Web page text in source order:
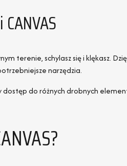
terenie, schylasz się i klękasz.
narzędzia.
do różnych drobnych